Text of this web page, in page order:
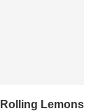
Lemons